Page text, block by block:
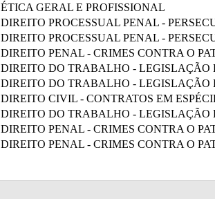
ÉTICA GERAL E PROFISSIONAL
DIREITO PROCESSUAL PENAL -
DIREITO PROCESSUAL PENAL -
DIREITO PENAL - CRIMES CONTRA O
DIREITO DO TRABALHO - LEGISLAÇÃO
DIREITO DO TRABALHO - LEGISLAÇÃO
DIREITO CIVIL - CONTRATOS EM
DIREITO DO TRABALHO - LEGISLAÇÃO
DIREITO PENAL - CRIMES CONTRA O
DIREITO PENAL - CRIMES CONTRA O